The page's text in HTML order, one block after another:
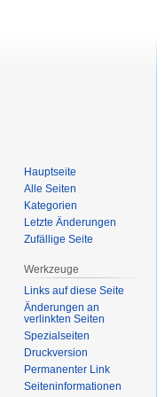
Hauptseite
Alle Seiten
Kategorien
Letzte Änderungen
Zufällige Seite
Werkzeuge
Links auf diese Seite
Änderungen an
verlinkten Seiten
Spezialseiten
Druckversion
Permanenter Link
Seiten­­informationen